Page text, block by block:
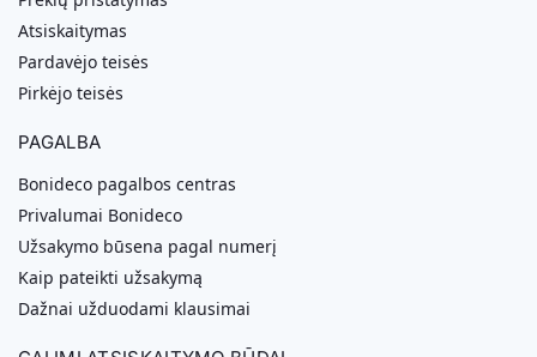
Atsiskaitymas
Pardavėjo teisės
Pirkėjo teisės
PAGALBA
Bonideco pagalbos centras
Privalumai Bonideco
Užsakymo būsena pagal numerį
Kaip pateikti užsakymą
Dažnai užduodami klausimai